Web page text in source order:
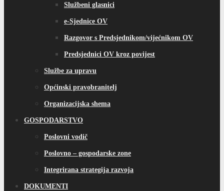
Službeni glasnici
e-Sjednice OV
Razgovor s Predsjednikom/vijećnikom OV
Predsjednici OV kroz povijest
Službe za upravu
Općinski pravobranitelj
Organizacijska shema
GOSPODARSTVO
Poslovni vodič
Poslovno – gospodarske zone
Integrirana strategija razvoja
DOKUMENTI